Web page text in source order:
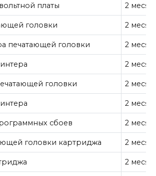
платы 2
головки 2
печатающей головки 2
2
головки 2
2
сбоев 2
головки картриджа 2
2